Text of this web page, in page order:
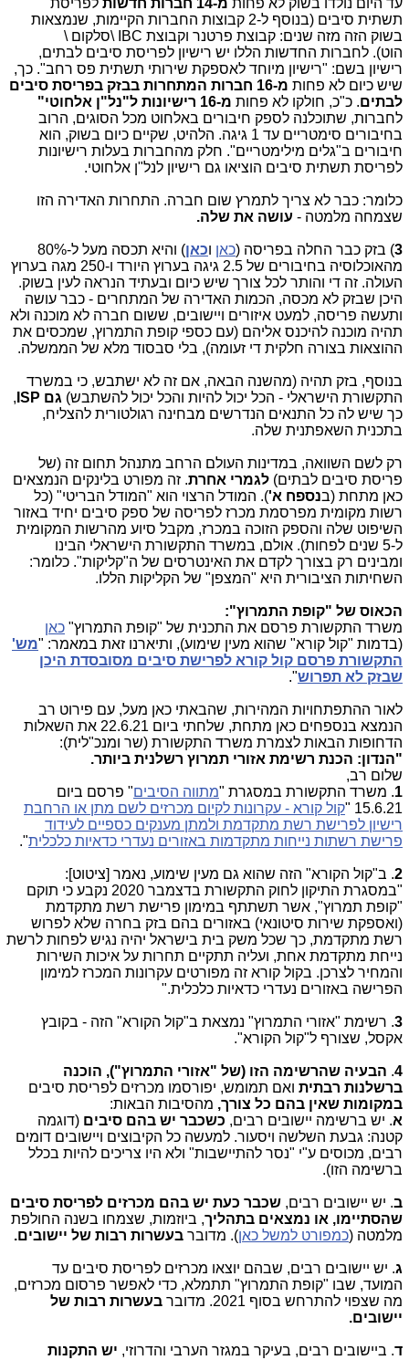
עד היום נולדו בשוק לא פחות מ-14 חברות חדשות
לפריסת
תשתית סיבים (בנוסף ל-2 קבוצות החברות הקיימות, שנמצאות
בשוק הזה מזה שנים: קבוצת פרטנר וקבוצת IBC \סלקום \
הוט). לחברות החדשות הללו יש רישיון לפריסת סיבים לבתים,
רישיון בשם: "רישיון מיוחד לאספקת שירותי תשתית פס רחב". כך,
שיש כיום לא פחות
מ-16 חברות המתחרות בבזק בפריסת סיבים
לבתים. כ"כ, חולקו לא פחות מ-16 רישיונות ל"נל"ן אלחוטי"
לחברות, שתוכלנה לספק חיבורים באלחוט מכל הסוגים, הרוב
בחיבורים סימטריים עד 1 גיגה. הלהיט, שקיים כיום בשוק, הוא
חיבורים ב"גלים מילימטריים". חלק מהחברות בעלות רישיונות
לפריסת תשתית סיבים הוציאו גם רישיון לנל"ן אלחוטי.
כלומר: כבר לא צריך לתמרץ שום חברה. התחרות האדירה הזו
שצמחה מלמטה - עושה את שלה.
3) בזק כבר החלה בפריסה (כאן וכאן
) והיא תכסה מעל ל-80%
מהאוכלוסיה בחיבורים של 2.5 גיגה בערוץ היורד ו-250 מגה בערוץ
העולה. זה די והותר לכל צורך שיש כיום ובעתיד הנראה לעין בשוק.
היכן שבזק לא מכסה, הכמות האדירה של המתחרים - כבר עושה
ותעשה פריסה, למעט איזורים ויישובים, ששום חברה לא מוכנה ולא
תהיה מוכנה להיכנס אליהם (עם כספי קופת התמרוץ, שמכסים את
ההוצאות בצורה חלקית די זעומה), בלי סבסוד מלא של הממשלה.
בנוסף, בזק תהיה (מהשנה הבאה, אם זה לא ישתבש, כי במשרד
התקשורת הישראלי - הכל יכול להיות והכל יכול להשתבש) גם ISP
,
כך שיש לה כל התנאים הנדרשים מבחינה רגולטורית להצליח,
בתכנית השאפתנית שלה.
רק לשם השוואה, במדינות העולם הרחב מתנהל תחום זה (של
פריסת סיבים לבתים) לגמרי אחרת. זה מפורט בלינקים הנמצאים
כאן מתחת (בנספח א'). המודל הרצוי הוא "המודל הבריטי" (כל
רשות מקומית מפרסמת מכרז לפריסה של ספק סיבים יחיד באזור
השיפוט שלה והספק הזוכה במכרז, מקבל סיוע מהרשות המקומית
ל-5 שנים לפחות). אולם, במשרד התקשורת הישראלי הבינו
ומבינים רק בצורך לקדם את האינטרסים של ה"קליקות". כלומר:
השחיתות הציבורית היא "המצפן" של הקליקות הללו.
הכאוס של "קופת התמרוץ":
משרד התקשורת פרסם את התכנית של "קופת התמרוץ" כאן
(בדמות "קול קורא" שהוא מעין שימוע), ותיארנו זאת במאמר: "מש'
התקשורת פרסם קול קורא לפרישת סיבים מסובסדת היכן
שבזק לא תפרוש".
לאור ההתפתחויות המהירות, שהבאתי כאן מעל, עם פירוט רב
הנמצא בנספחים כאן מתחת, שלחתי ביום 22.6.21 את השאלות
הדחופות הבאות לצמרת משרד התקשורת (שר ומנכ"לית):
"הנדון: הכנת רשימת אזורי תמרוץ רשלנית ביותר.
שלום רב,
1. משרד התקשורת במסגרת "מתווה הסיבים" פרסם ביום
15.6.21 "
קול קורא - עקרונות לקיום מכרזים לשם מתן או הרחבת
רישיון לפרישת רשת מתקדמת ולמתן מענקים כספיים לעידוד
פרישת רשתות נייחות מתקדמות באזורים נעדרי כדאיות כלכלית".
2. ב"קול הקורא" הזה שהוא גם מעין שימוע, נאמר [ציטוט]:
"במסגרת התיקון לחוק התקשורת בדצמבר 2020 נקבע כי תוקם
"קופת תמרוץ", אשר תשתתף במימון פרישת רשת מתקדמת
(ואספקת שירות סיטונאי) באזורים בהם בזק בחרה שלא לפרוש
רשת מתקדמת, כך שכל משק בית בישראל יהיה נגיש לפחות לרשת
נייחת מתקדמת אחת, ועליה תתקיים תחרות על איכות השירות
והמחיר לצרכן. בקול קורא זה מפורטים עקרונות המכרז למימון
הפרישה באזורים נעדרי כדאיות כלכלית."
3. רשימת "אזורי התמרוץ" נמצאת ב"קול הקורא" הזה - בקובץ
אקסל, שצורף ל"קול הקורא".
4
. הבעיה שהרשימה הזו (של "אזורי התמרוץ"), הוכנה
ברשלנות רבתית ואם תמומש, יפורסמו מכרזים לפריסת סיבים
במקומות שאין בהם כל צורך, מהסיבות הבאות:
א. יש ברשימה יישובים רבים, כשכבר יש בהם סיבים (דוגמה
קטנה: גבעת השלשה ויסעור. למעשה כל הקיבוצים ויישובים דומים
רבים, מכוסים ע"י "נסר להתיישבות" ולא היו צריכים להיות בכלל
ברשימה הזו).
ב. יש יישובים רבים, שכבר כעת יש בהם מכרזים לפריסת סיבים
שהסתיימו, או נמצאים בתהליך, ביוזמות, שצמחו בשנה החולפת
מלמטה (כמפורט למשל כאן). מדובר בעשרות רבות של יישובים.
ג. יש יישובים רבים, שבהם יוצאו מכרזים לפריסת סיבים עד
המועד, שבו "קופת התמרוץ" תתמלא, כדי לאפשר פרסום מכרזים,
מה שצפוי להתרחש בסוף 2021. מדובר
בעשרות רבות של
יישובים.
ד. ביישובים רבים, בעיקר במגזר הערבי והדרוזי, יש התקנות